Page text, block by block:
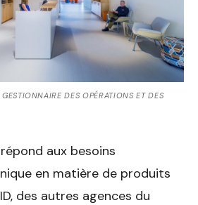
DES OPÉRATIONS ET DES
aux besoins
en matière de produits
des autres agences du